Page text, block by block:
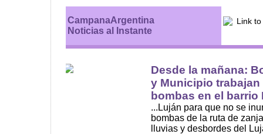
CampanaArgentina
Noticias al Instante
Desde la mañana:
y Municipio
bombas en el barrio
...Luján para que no se
bombas de la ruta de
lluvias y desbordes del